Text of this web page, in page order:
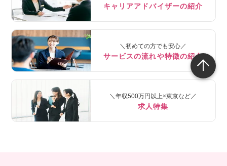
キャリアアドバイザーの紹介
＼初めての方でも安心／
サービスの流れや特徴の紹介
＼年収500万円以上×東京など／
求人特集